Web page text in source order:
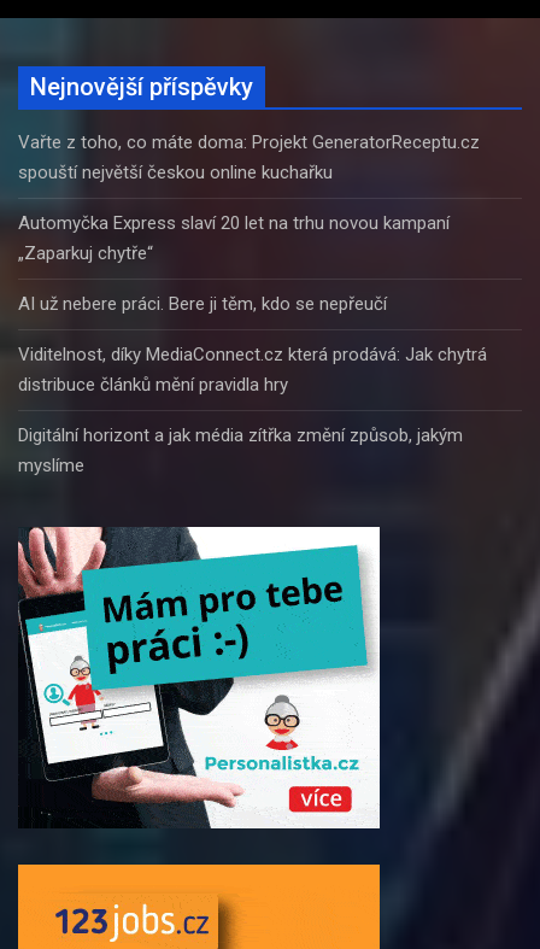
Nejnovější příspěvky
Vařte z toho, co máte doma: Projekt GeneratorReceptu.cz
spouští největší českou online kuchařku
Automyčka Express slaví 20 let na trhu novou kampaní
„Zaparkuj chytře“
AI už nebere práci. Bere ji těm, kdo se nepřeučí
Viditelnost, díky MediaConnect.cz která prodává: Jak chytrá
distribuce článků mění pravidla hry
Digitální horizont a jak média zítřka změní způsob, jakým
myslíme